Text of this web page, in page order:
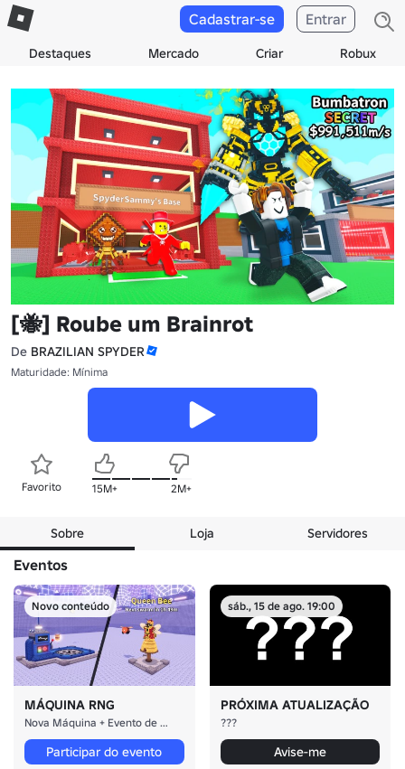
Destaques Mercado Criar Robux
Cadastrar-se Entrar
[🐝] Roube um Brainrot
De BRAZILIAN SPYDER
Maturidade: Mínima
Favorito 15M+ 2M+
Sobre Loja Servidores
Eventos
Novo conteúdo
MÁQUINA RNG
Nova Máquina + Evento de Abelha
Participar do evento
sáb., 15 de ago. 19:00
PRÓXIMA ATUALIZAÇÃO
???
Avise-me